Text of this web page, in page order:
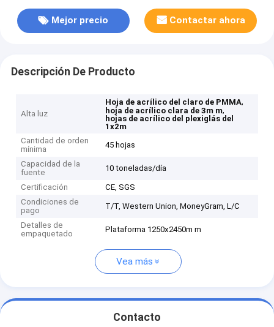
Mejor precio Contactar ahora
Descripción De Producto
Alta luz
Hoja de acrílico del claro de PMMA,
hoja de acrílico clara de 3m m,
hojas de acrílico del plexiglás del
1x2m
Cantidad de orden
mínima
45 hojas
Capacidad de la
fuente
10 toneladas/día
Certificación
CE, SGS
Condiciones de
pago
T/T, Western Union, MoneyGram, L/C
Detalles de
empaquetado
Plataforma 1250x2450m m
Vea más
Contacto